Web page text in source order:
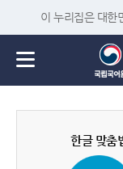
이 누리집은 대한
한글 맞춤